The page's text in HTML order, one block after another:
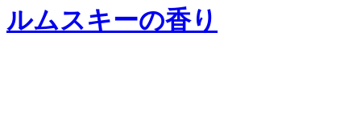
ルムスキーの香り